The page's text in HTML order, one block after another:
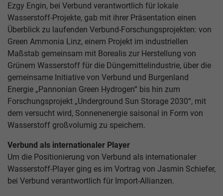
Ezgy Engin, bei Verbund verantwortlich für lokale
Wasserstoff-Projekte, gab mit ihrer Präsentation einen
Überblick zu laufenden Verbund-Forschungsprojekten: von
Green Ammonia Linz, einem Projekt im industriellen
Maßstab gemeinsam mit Borealis zur Herstellung von
Grünem Wasserstoff für die Düngemittelindustrie, über die
gemeinsame Initiative von Verbund und Burgenland
Energie „Pannonian Green Hydrogen“ bis hin zum
Forschungsprojekt „Underground Sun Storage 2030“, mit
dem versucht wird, Sonnenenergie saisonal in Form von
Wasserstoff großvolumig zu speichern.
Verbund als internationaler Player
Um die Positionierung von Verbund als internationaler
Wasserstoff-Player ging es im Vortrag von Jasmin Schiefer,
bei Verbund verantwortlich für Import-Allianzen.